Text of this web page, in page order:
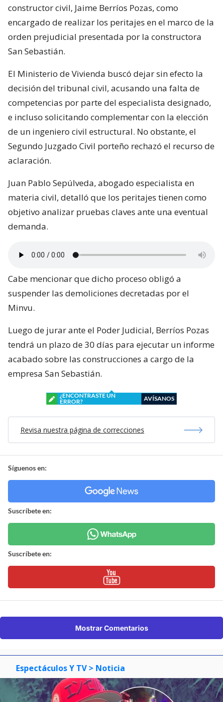
constructor civil, Jaime Berríos Pozas, como
encargado de realizar los peritajes en el marco de la
orden prejudicial presentada por la constructora
San Sebastián.
El Ministerio de Vivienda buscó dejar sin efecto la
decisión del tribunal civil, acusando una falta de
competencias por parte del especialista designado,
e incluso solicitando complementar con la elección
de un ingeniero civil estructural. No obstante, el
Segundo Juzgado Civil porteño rechazó el recurso de
aclaración.
Juan Pablo Sepúlveda, abogado especialista en
materia civil, detalló que los peritajes tienen como
objetivo analizar pruebas claves ante una eventual
demanda.
Cabe mencionar que dicho proceso obligó a
suspender las demoliciones decretadas por el
Minvu.
Luego de jurar ante el Poder Judicial, Berríos Pozas
tendrá un plazo de 30 días para ejecutar un informe
acabado sobre las construcciones a cargo de la
empresa San Sebastián.
¿ENCONTRASTE UN
ERROR?
AVÍSANOS
Revisa nuestra página de correcciones
Síguenos en:
Suscríbete en:
Suscríbete en:
Mostrar Comentarios
Espectáculos Y TV > Noticia